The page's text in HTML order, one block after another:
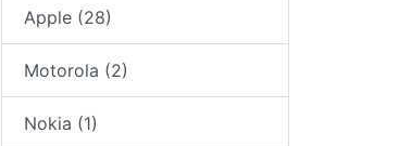
Apple (28)
Motorola (2)
Nokia (1)